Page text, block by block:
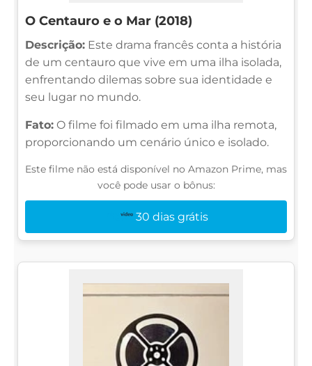
O Centauro e o Mar (2018)
Descrição: Este drama francês conta a história
de um centauro que vive em uma ilha isolada,
enfrentando dilemas sobre sua identidade e
seu lugar no mundo.
Fato: O filme foi filmado em uma ilha remota,
proporcionando um cenário único e isolado.
Este filme não está disponível no Amazon Prime, mas
você pode usar o bônus:
30 dias grátis